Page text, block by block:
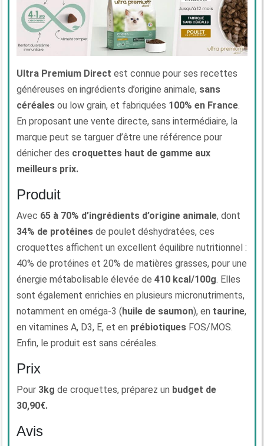
Ultra Premium Direct est connue pour ses recettes
généreuses en ingrédients d’origine animale, sans
céréales ou low grain, et fabriquées 100% en France.
En proposant une vente directe, sans intermédiaire, la
marque peut se targuer d’être une référence pour
dénicher des croquettes haut de gamme aux
meilleurs prix.
Produit
Avec 65 à 70% d’ingrédients d’origine animale, dont
34% de protéines de poulet déshydratées, ces
croquettes affichent un excellent équilibre nutritionnel :
40% de protéines et 20% de matières grasses, pour une
énergie métabolisable élevée de 410 kcal/100g. Elles
sont également enrichies en plusieurs micronutriments,
notamment en oméga-3 ( huile de saumon), en taurine,
en vitamines A, D3, E, et en prébiotiques FOS/MOS.
Enfin, le produit est sans céréales.
Prix
Pour 3kg de croquettes, préparez un budget de
30,90€.
Avis